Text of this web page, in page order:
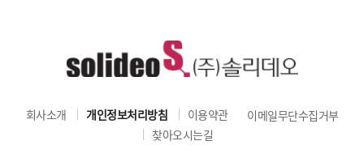
회사소개 개인정보처리방침 이용약관
이메일무단수집거부
찾아오시는길